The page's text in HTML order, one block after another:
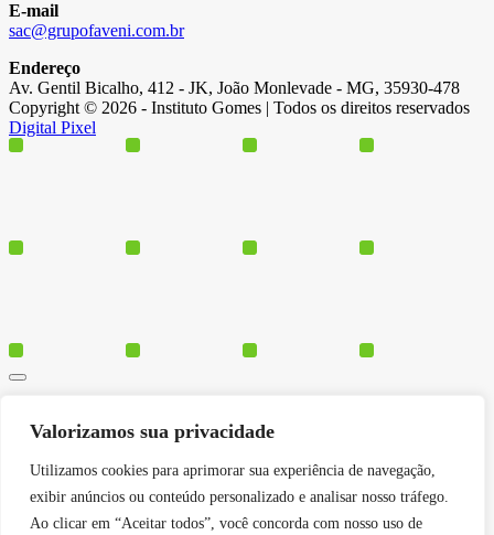
Valorizamos sua privacidade
Utilizamos cookies para aprimorar sua experiência de navegação,
exibir anúncios ou conteúdo personalizado e analisar nosso tráfego.
Ao clicar em “Aceitar todos”, você concorda com nosso uso de
E-mail
sac@grupofaveni.com.br
Endereço
Av. Gentil Bicalho, 412 - JK, João Monlevade - MG, 35930-478
Copyright © 2026 - Instituto Gomes | Todos os direitos reservados
Digital Pixel
Polos
Institucional